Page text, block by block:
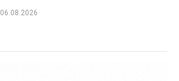
06.08.2026